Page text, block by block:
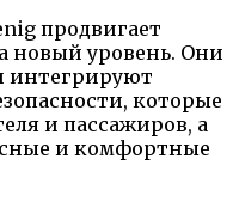
продвигает
новый уровень. Они
интегрируют
которые
и пассажиров, а
и комфортные